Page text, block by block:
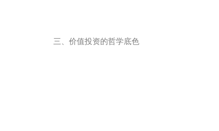
三、价值投资的哲学底色